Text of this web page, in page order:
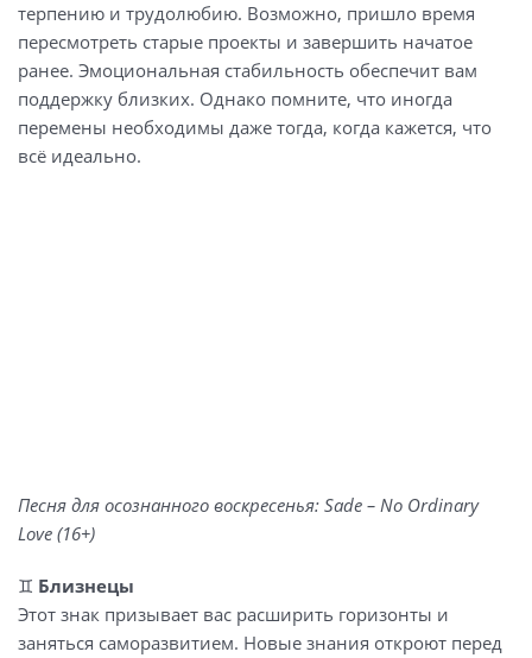
терпению и трудолюбию. Возможно, пришло время
пересмотреть старые проекты и завершить начатое
ранее. Эмоциональная стабильность обеспечит вам
поддержку близких. Однако помните, что иногда
перемены необходимы даже тогда, когда кажется, что
всё идеально.
Песня для осознанного воскресенья: Sade – No Ordinary
Love (16+)
♊️ Близнецы
Этот знак призывает вас расширить горизонты и
заняться саморазвитием. Новые знания откроют перед